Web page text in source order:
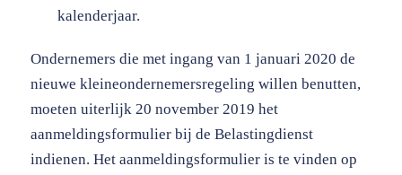
kalenderjaar.
Ondernemers die met ingang van 1 januari 2020 de
nieuwe kleineondernemersregeling willen benutten,
moeten uiterlijk 20 november 2019 het
aanmeldingsformulier bij de Belastingdienst
indienen. Het aanmeldingsformulier is te vinden op